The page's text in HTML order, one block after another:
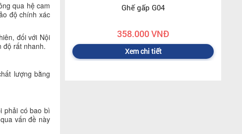
qua hệ cam
độ chính xác
đối với Nội
độ rất nhanh.
lượng bằng
phải có bao bì
vấn đề này
Ghế gấp G04
358.000 VNĐ
Xem chi tiết